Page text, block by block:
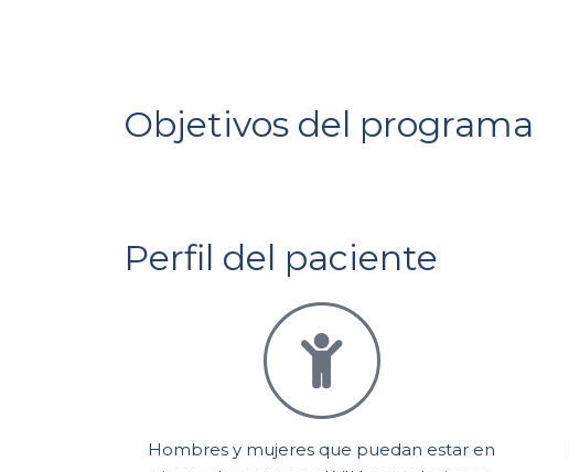
Objetivos del programa
Perfil del paciente
Hombres y mujeres que puedan estar en